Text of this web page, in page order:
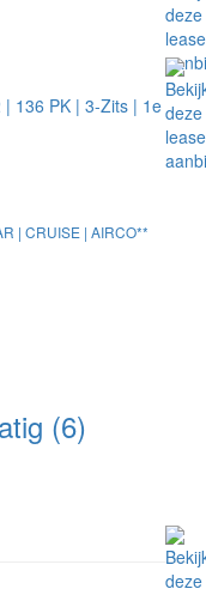
| CRUISE | AIRCO**
(6)